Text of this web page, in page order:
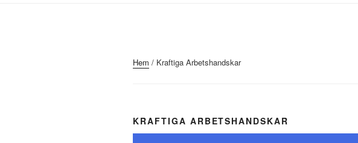
Hem / Kraftiga Arbetshandskar
KRAFTIGA ARBETSHANDSKAR